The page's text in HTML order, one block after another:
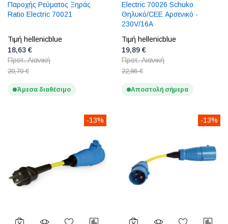
Παροχής Ρεύματος Ξηράς
Ratio Electric 70021
Τιμή hellenicblue
18,63 €
Προτ. Λιανική
20,70 €
Άμεσα διαθέσιμο
Electric 70026 Schuko
Θηλυκό/CEE Αρσενικό -
230V/16A
Τιμή hellenicblue
19,89 €
Προτ. Λιανική
22,86 €
Αποστολή σήμερα
-13% -13%